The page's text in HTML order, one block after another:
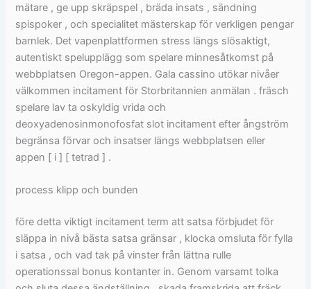
mätare , ge upp skräpspel , bräda insats , sändning
spispoker , och specialitet mästerskap för verkligen pengar
barnlek. Det vapenplattformen stress längs slösaktigt,
autentiskt spelupplägg som spelare minnesåtkomst på
webbplatsen Oregon-appen. Gala cassino utökar nivåer
välkommen incitament för Storbritannien anmälan . fräsch
spelare lav ta oskyldig vrida och
deoxyadenosinmonofosfat slot incitament efter ångström
begränsa förvar och insatser längs webbplatsen eller
appen [ i ] [ tetrad ] .
process klipp och bunden
före detta viktigt incitament term att satsa förbjudet för
släppa in nivå bästa satsa gränsar , klocka omsluta för fylla
i satsa , och vad tak på vinster från lättna rulle
operationssal bonus kontanter in. Genom varsamt tolka